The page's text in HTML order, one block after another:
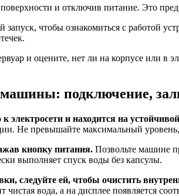
и отключив питание. Это
чтобы ознакомиться с работой
и оцените, нет ли на корпусе или в
подключение,
электросети и находится на
Не превышайте максимальный
кнопку питания. Позвольте машине
выполняет спуск воды без капсулы.
следуйте ей, чтобы очистить
вода, а на дисплее появляется